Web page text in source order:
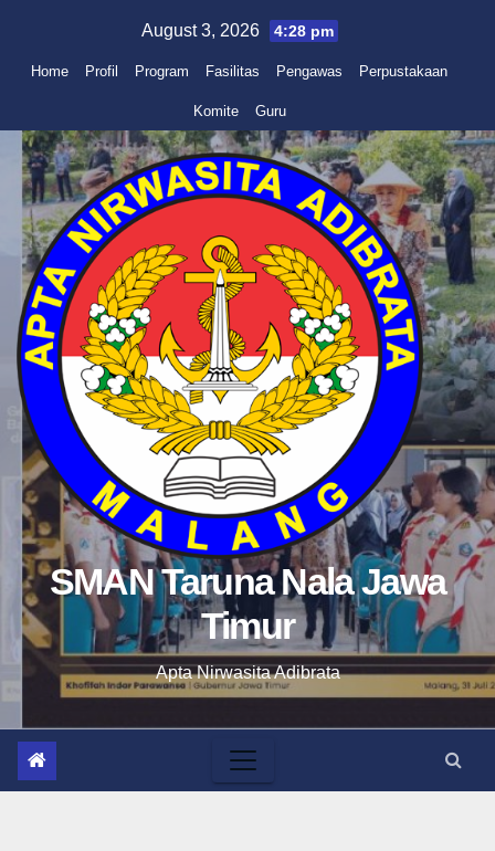
content
August 3, 2026 4:28 pm
Home Profil Program Fasilitas Pengawas Perpustakaan
Komite Guru
SMAN Taruna Nala Jawa
Timur
Apta Nirwasita Adibrata